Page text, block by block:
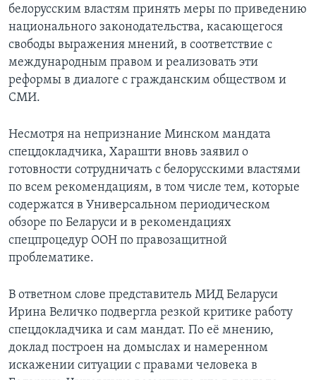
белорусским властям принять меры по приведению
национального законодательства, касающегося
свободы выражения мнений, в соответствие с
международным правом и реализовать эти
реформы в диалоге с гражданским обществом и
СМИ.
Несмотря на непризнание Минском мандата
спецдокладчика, Харашти вновь заявил о
готовности сотрудничать с белорусскими властями
по всем рекомендациям, в том числе тем, которые
содержатся в Универсальном периодическом
обзоре по Беларуси и в рекомендациях
спецпроцедур ООН по правозащитной
проблематике.
В ответном слове представитель МИД Беларуси
Ирина Величко подвергла резкой критике работу
спецдокладчика и сам мандат. По её мнению,
доклад построен на домыслах и намеренном
искажении ситуации с правами человека в